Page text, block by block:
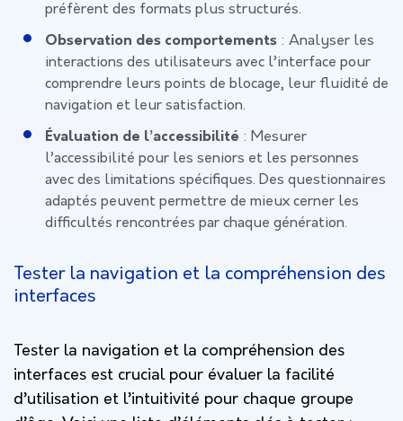
préfèrent des formats plus structurés.
Observation des comportements : Analyser les
interactions des utilisateurs avec l’interface pour
comprendre leurs points de blocage, leur fluidité de
navigation et leur satisfaction.
Évaluation de l’accessibilité : Mesurer
l’accessibilité pour les seniors et les personnes
avec des limitations spécifiques. Des questionnaires
adaptés peuvent permettre de mieux cerner les
difficultés rencontrées par chaque génération.
Tester la navigation et la compréhension des
interfaces
Tester la navigation et la compréhension des
interfaces est crucial pour évaluer la facilité
d’utilisation et l’intuitivité pour chaque groupe